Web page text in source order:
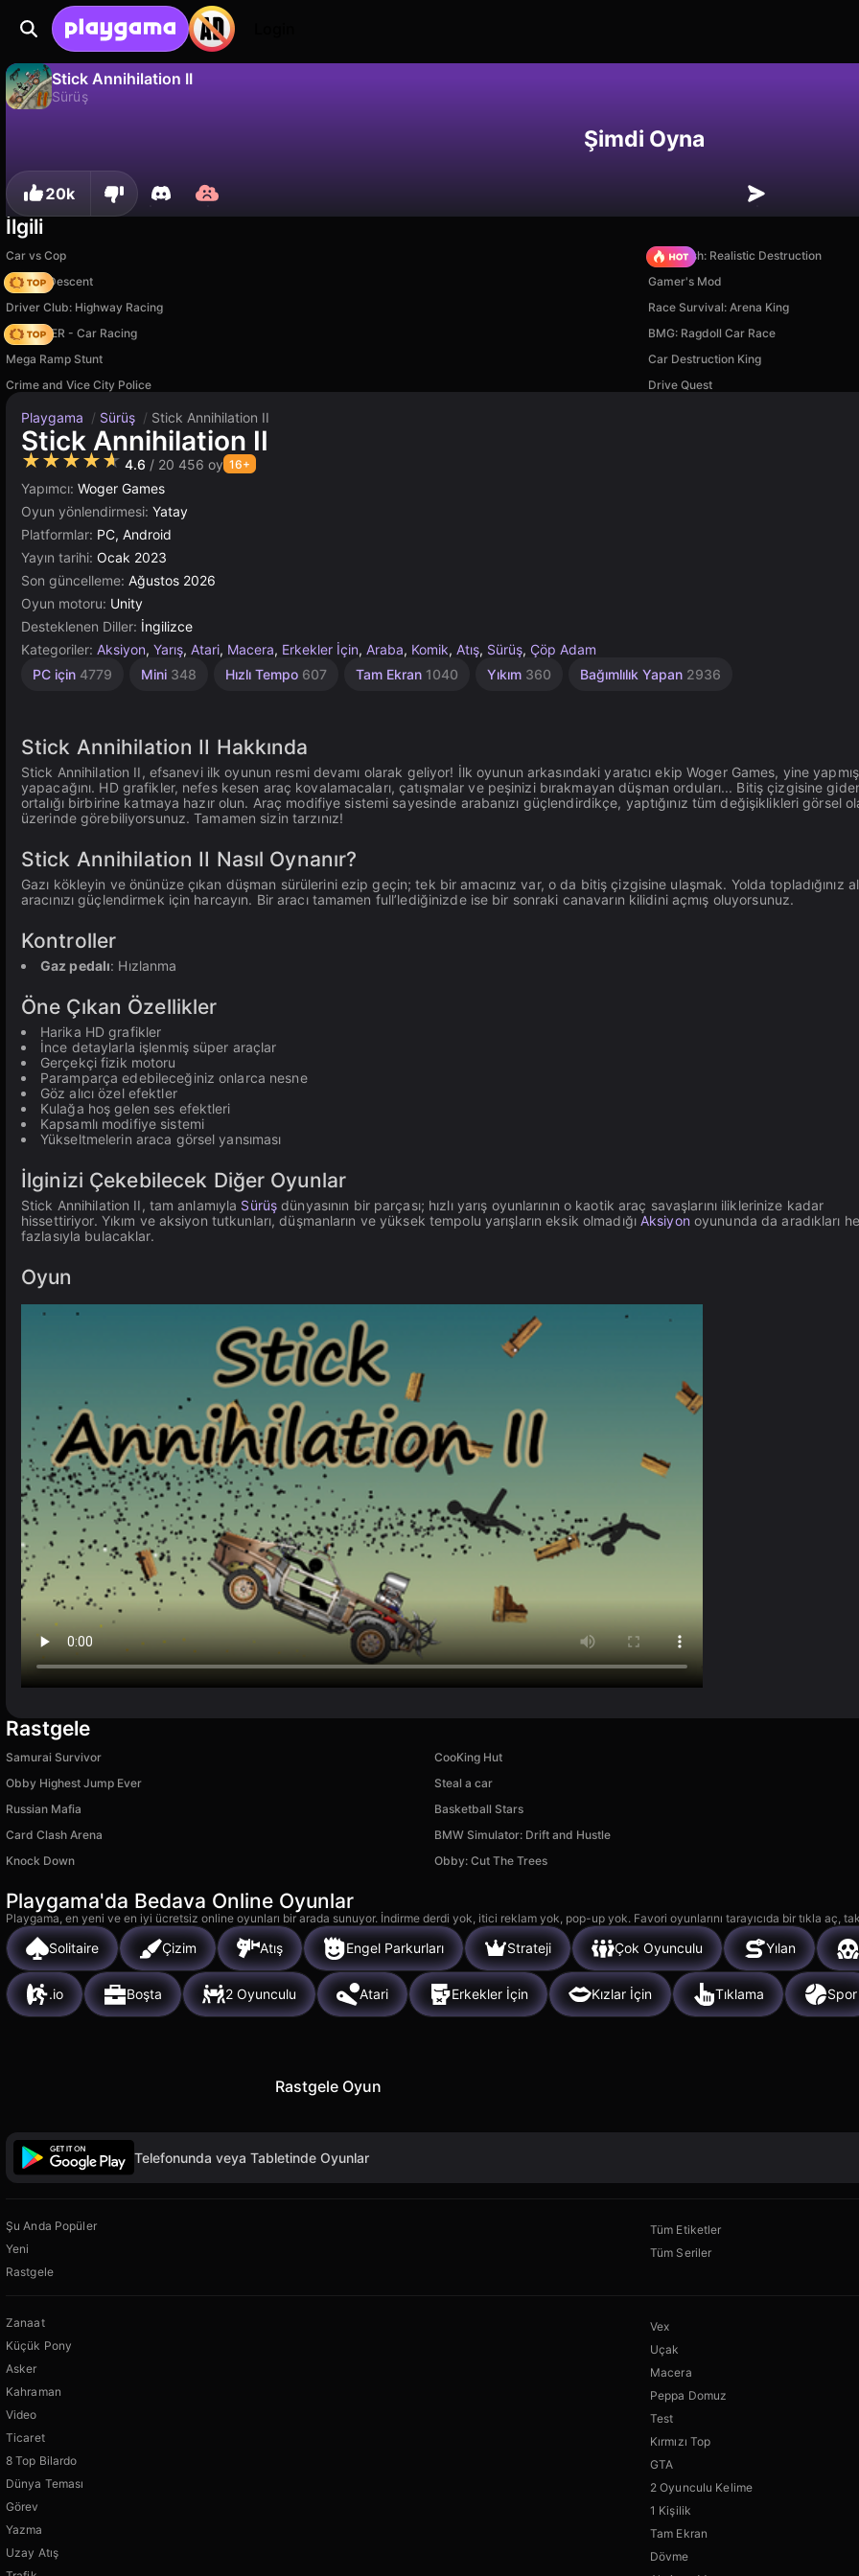
Stick Annihilation II
Sürüş
Şimdi Oyna
20k
İlgili
Car vs Cop
Car Crush: Realistic Destruction
Deadly Descent
Gamer's Mod
Driver Club: Highway Racing
Race Survival: Arena King
MR RACER - Car Racing
BMG: Ragdoll Car Race
Mega Ramp Stunt
Car Destruction King
Crime and Vice City Police
Drive Quest
Playgama / Sürüş / Stick Annihilation II
Stick Annihilation II
★★★★★ 4.6 / 20 456 oy 16+
Yapımcı: Woger Games
Oyun yönlendirmesi: Yatay
Platformlar: PC, Android
Yayın tarihi: Ocak 2023
Son güncelleme: Ağustos 2026
Oyun motoru: Unity
Desteklenen Diller: İngilizce
Kategoriler: Aksiyon, Yarış, Atari, Macera, Erkekler İçin, Araba, Komik, Atış, Sürüş, Çöp Adam
PC için 4779 Mini 348 Hızlı Tempo 607 Tam Ekran 1040 Yıkım 360 Bağımlılık Yapan 2936
Heyecan
Araçlar
Araba
Dövüş
Çeviklik
Masaüstü
Bağımsız
Yüksek
Rus
Tarayıcı
Unity
Stick Annihilation II Hakkında
Stick Annihilation II, efsanevi ilk oyunun resmi devamı olarak geliyor! İlk oyunun arkasındaki yaratıcı ekip Woger Games, yine yapmış
yapacağını. HD grafikler, nefes kesen araç kovalamacaları, çatışmalar ve peşinizi bırakmayan düşman orduları... Bitiş çizgisine
ortalığı birbirine katmaya hazır olun. Araç modifiye sistemi sayesinde arabanızı güçlendirdikçe, yaptığınız tüm değişiklikleri görsel
üzerinde görebiliyorsunuz. Tamamen sizin tarzınız!
Stick Annihilation II Nasıl Oynanır?
Gazı kökleyin ve önünüze çıkan düşman sürülerini ezip geçin; tek bir amacınız var, o da bitiş çizgisine ulaşmak. Yolda topladığınız
aracınızı güçlendirmek için harcayın. Bir aracı tamamen full’lediğinizde ise bir sonraki canavarın kilidini açmış oluyorsunuz.
Kontroller
Gaz pedalı: Hızlanma
Öne Çıkan Özellikler
Harika HD grafikler
İnce detaylarla işlenmiş süper araçlar
Gerçekçi fizik motoru
Paramparça edebileceğiniz onlarca nesne
Göz alıcı özel efektler
Kulağa hoş gelen ses efektleri
Kapsamlı modifiye sistemi
Yükseltmelerin araca görsel yansıması
İlginizi Çekebilecek Diğer Oyunlar
Stick Annihilation II, tam anlamıyla Sürüş dünyasının bir parçası; hızlı yarış oyunlarının o kaotik araç savaşlarını iliklerinize kadar
hissettiriyor. Yıkım ve aksiyon tutkunları, düşmanların ve yüksek tempolu yarışların eksik olmadığı Aksiyon oyununda da aradıkları
fazlasıyla bulacaklar.
Oyun
Rastgele
Samurai Survivor CooKing Hut
Obby Highest Jump Ever
Steal a car
Russian Mafia
Basketball Stars
Card Clash Arena
BMW Simulator: Drift and Hustle
Knock Down
Obby: Cut The Trees
Playgama'da Bedava Online Oyunlar
Playgama, en yeni ve en iyi ücretsiz online oyunları bir arada sunuyor. İndirme derdi yok, itici reklam yok, pop-up yok. Favori oyunlarını tarayıcıda bir tıkla aç,
Solitaire Çizim Atış Engel Parkurları Strateji Çok Oyunculu Yılan
.io Boşta 2 Oyunculu Atari Erkekler İçin Kızlar İçin Tıklama Spor
Rastgele Oyun
Telefonunda veya Tabletinde Oyunlar
Şu Anda Popüler
Yeni
Rastgele
Tüm Etiketler
Tüm Seriler
Zanaat
Küçük Pony
Asker
Kahraman
Video
Ticaret
8 Top Bilardo
Dünya Teması
Görev
Yazma
Uzay Atış
Vex
Uçak
Macera
Peppa Domuz
Test
Kırmızı Top
GTA
2 Oyunculu Kelime
1 Kişilik
Tam Ekran
Dövme